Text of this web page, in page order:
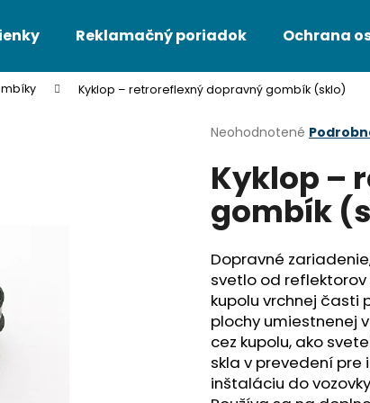
Reklamačný poriadok Ochrana
Kyklop – retroreflexný dopravný gombík (sklo)
Priemerné
produktu
je
z
5
hviezdičiek.
Neohodnotené
Kyklop –
gombík
Dopravné
svetlo od
kupolu vrchnej časti
plochy umiestnenej
cez kupolu, ako
skla v prevedení
inštaláciu do
Čo potrebujete nájsť?
HĽADAŤ